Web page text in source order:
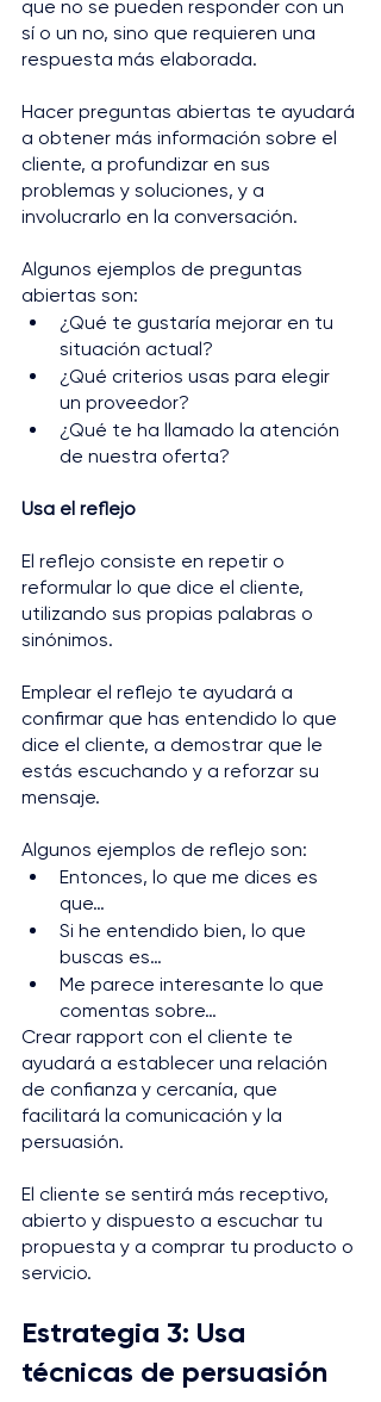
que no se pueden responder con un
sí o un no, sino que requieren una
respuesta más elaborada.
Hacer preguntas abiertas te ayudará
a obtener más información sobre el
cliente, a profundizar en sus
problemas y soluciones, y a
involucrarlo en la conversación.
Algunos ejemplos de preguntas
abiertas son:
¿Qué te gustaría mejorar en tu
situación actual?
¿Qué criterios usas para elegir
un proveedor?
¿Qué te ha llamado la atención
de nuestra oferta?
Usa el reflejo
El reflejo consiste en repetir o
reformular lo que dice el cliente,
utilizando sus propias palabras o
sinónimos.
Emplear el reflejo te ayudará a
confirmar que has entendido lo que
dice el cliente, a demostrar que le
estás escuchando y a reforzar su
mensaje.
Algunos ejemplos de reflejo son:
Entonces, lo que me dices es
que…
Si he entendido bien, lo que
buscas es…
Me parece interesante lo que
comentas sobre…
Crear rapport con el cliente te
ayudará a establecer una relación
de confianza y cercanía, que
facilitará la comunicación y la
persuasión.
El cliente se sentirá más receptivo,
abierto y dispuesto a escuchar tu
propuesta y a comprar tu producto o
servicio.
Estrategia 3: Usa
técnicas de persuasión